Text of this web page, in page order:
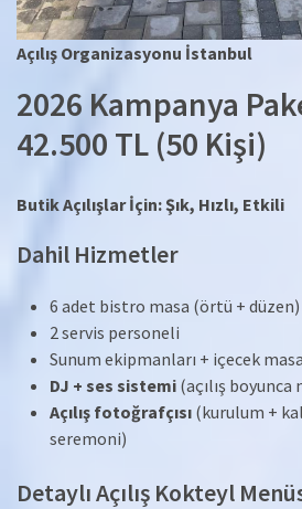
Açılış Organizasyonu İstanbul
2026 Kampanya
42.500 TL (50 Kişi)
Butik Açılışlar İçin: Şık, Hızlı, Etkili
Dahil Hizmetler
6 adet bistro masa (örtü + düzen)
2 servis personeli
Sunum ekipmanları + içecek
DJ + ses sistemi (açılış boyunca
Açılış fotoğrafçısı (kurulum +
seremoni)
Detaylı Açılış Kokteyl